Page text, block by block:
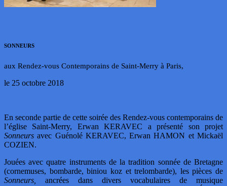
SONNEURS
aux Rendez-vous Contemporains de Saint-Merry à Paris,
le 25 octobre 2018
En seconde partie de cette soirée des Rendez-vous contemporains de
l’église Saint-Merry, Erwan KERAVEC a présenté son projet
Sonneurs avec Guénolé KERAVEC, Erwan HAMON et Mickaël
COZIEN.
Jouées avec quatre instruments de la tradition sonnée de Bretagne
(cornemuses, bombarde, biniou koz et trelombarde), les pièces de
Sonneurs,
ancrées dans divers vocabulaires de musique